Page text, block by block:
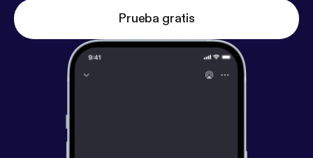
Prueba gratis